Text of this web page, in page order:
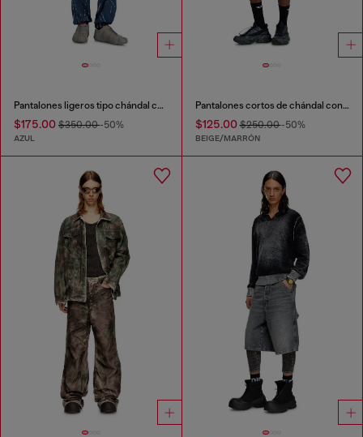
Pantalones ligeros tipo chándal con estampado efecto denim
$175.00 $350.00-50%
AZUL
Pantalones cortos de chándal con estampado digital de camuflaje
$125.00$250.00-50%
BEIGE/MARRÓN